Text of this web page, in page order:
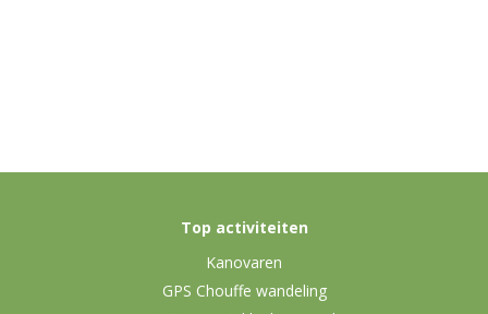
Top activiteiten
Kanovaren
GPS Chouffe wandeling